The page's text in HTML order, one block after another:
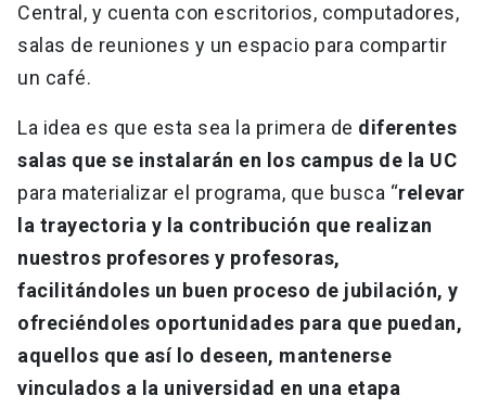
Central, y cuenta con escritorios, computadores,
salas de reuniones y un espacio para compartir
un café.
La idea es que esta sea la primera de diferentes
salas que se instalarán en los campus de la UC
para materializar el programa, que busca “relevar
la trayectoria y la contribución que realizan
nuestros profesores y profesoras,
facilitándoles un buen proceso de jubilación, y
ofreciéndoles oportunidades para que puedan,
aquellos que así lo deseen, mantenerse
vinculados a la universidad en una etapa